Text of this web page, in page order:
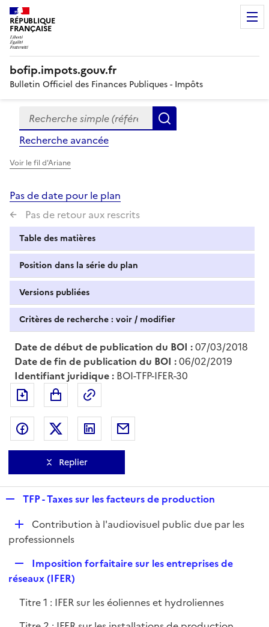
RÉPUBLIQUE
FRANÇAISE
bofip.impots.gouv.fr
Bulletin Officiel des Finances Publiques - Impôts
Formulaire
de
recherche
Recherche simple (références, mots clés, partie du
Recherche avancée
Voir le fil d'Ariane
Pas de date pour le plan
Pas de retour aux rescrits
Table des matières
Position dans la série du plan
Versions publiées
Critères de recherche : voir / modifier
Date de début de publication du BOI :07/03/2018
Date de fin de publication du BOI :06/02/2019
Identifiant juridique : BOI-TFP-IFER-30
Exporter le document au format pdf
Partager sur Facebook
Partager sur Twitter
Partager sur LinkedIn
Replier
p
l
r
TFP - Taxes sur les facteurs de production
D
é
i
e
r
Contribution à l'audiovisuel public due par les
professionnels
e
l
i
Imposition forfaitaire sur les entreprises de
réseaux (IFER)
Titre 1 : IFER sur les éoliennes et hydroliennes